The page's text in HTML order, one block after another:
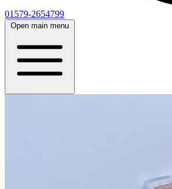
01579-2654799
Open main menu